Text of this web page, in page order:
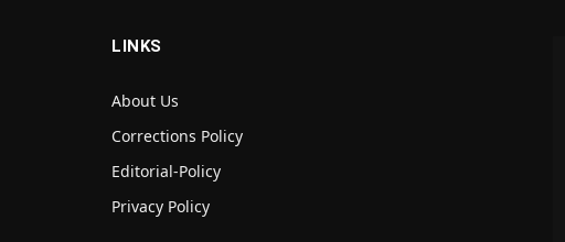
LINKS
About Us
Corrections Policy
Editorial-Policy
Privacy Policy